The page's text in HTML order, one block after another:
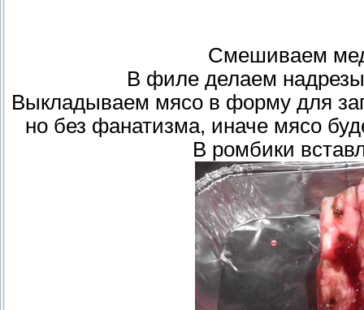
Смешиваем
В филе делаем
Выкладываем мясо в форму для
но без фанатизма, иначе мясо
В ромбики